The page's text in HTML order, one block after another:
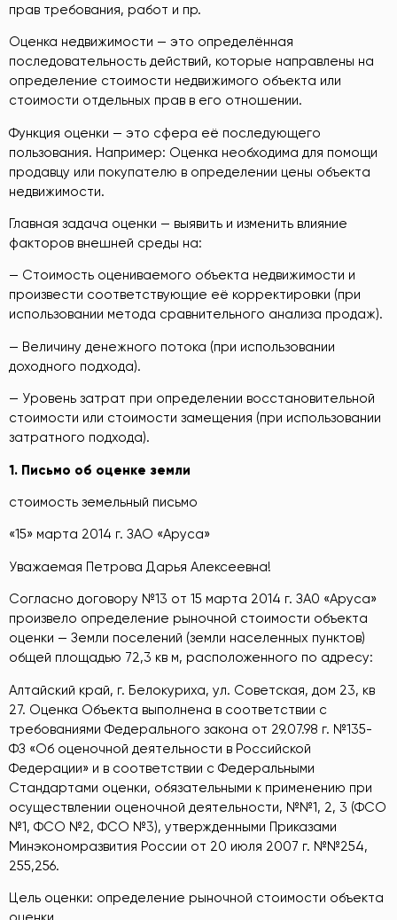
прав требования, работ и пр.
Оценка недвижимости — это определённая
последовательность действий, которые направлены на
определение стоимости недвижимого объекта или
стоимости отдельных прав в его отношении.
Функция оценки — это сфера её последующего
пользования. Например: Оценка необходима для помощи
продавцу или покупателю в определении цены объекта
недвижимости.
Главная задача оценки — выявить и изменить влияние
факторов внешней среды на:
— Стоимость оцениваемого объекта недвижимости и
произвести соответствующие её корректировки (при
использовании метода сравнительного анализа продаж).
— Величину денежного потока (при использовании
доходного подхода).
— Уровень затрат при определении восстановительной
стоимости или стоимости замещения (при использовании
затратного подхода).
1. Письмо об оценке земли
стоимость земельный письмо
«15» марта 2014 г. ЗАО «Аруса»
Уважаемая Петрова Дарья Алексеевна!
Согласно договору №13 от 15 марта 2014 г. ЗА0 «Аруса»
произвело определение рыночной стоимости объекта
оценки — Земли поселений (земли населенных пунктов)
общей площадью 72,3 кв м, расположенного по адресу:
Алтайский край, г. Белокуриха, ул. Советская, дом 23, кв
27. Оценка Объекта выполнена в соответствии с
требованиями Федерального закона от 29.07.98 г. №135-
ФЗ «Об оценочной деятельности в Российской
Федерации» и в соответствии с Федеральными
Стандартами оценки, обязательными к применению при
осуществлении оценочной деятельности, №№1, 2, 3 (ФСО
№1, ФСО №2, ФСО №3), утвержденными Приказами
Минэкономразвития России от 20 июля 2007 г. №№254,
255,256.
Цель оценки: определение рыночной стоимости объекта